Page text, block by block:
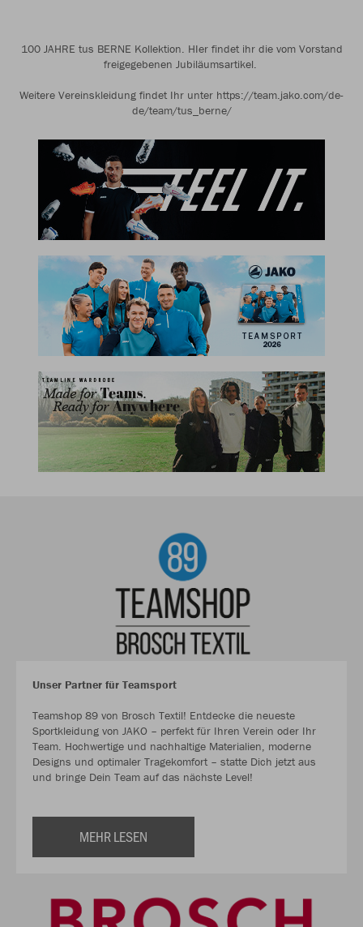
100 JAHRE tus BERNE Kollektion. HIer findet ihr die vom Vorstand
freigegebenen Jubiläumsartikel.
Weitere Vereinskleidung findet Ihr unter https://team.jako.com/de-
de/team/tus_berne/
Unser Partner für Teamsport
Teamshop 89 von Brosch Textil! Entdecke die neueste
Sportkleidung von JAKO – perfekt für Ihren Verein oder Ihr
Team. Hochwertige und nachhaltige Materialien, moderne
Designs und optimaler Tragekomfort – statte Dich jetzt aus
und bringe Dein Team auf das nächste Level!
MEHR LESEN